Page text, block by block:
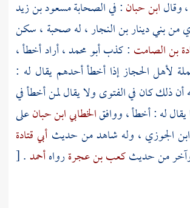
وقالابن حبان: في الصحابةمسعود بن زيد
منبني دينار بن النجار، له صحبة ، سكن
بن الصامت : كذبأبو محمد، أراد أخطأ ،
لأهلالحجازإذا أخطأ أحدهم يقال له :
ذلك كان في الفتوى ولا يقال لمن أخطأ في
يقال له : أخطأ ، ووافقالخطابيابن حبانعلى
ابن الجوزي ، وله شاهد من حديث أبي قتادة
من حديثكعب بن عجرةرواهأحمد.
[